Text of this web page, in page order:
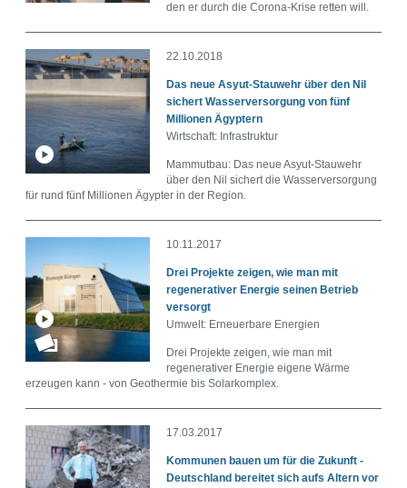
den er durch die Corona-Krise retten will.
22.10.2018
Das neue Asyut-Stauwehr über den Nil
sichert Wasserversorgung von fünf
Millionen Ägyptern
Wirtschaft: Infrastruktur
Mammutbau: Das neue Asyut-Stauwehr
über den Nil sichert die Wasserversorgung
für rund fünf Millionen Ägypter in der Region.
10.11.2017
Drei Projekte zeigen, wie man mit
regenerativer Energie seinen Betrieb
versorgt
Umwelt: Erneuerbare Energien
Drei Projekte zeigen, wie man mit
regenerativer Energie eigene Wärme
erzeugen kann - von Geothermie bis Solarkomplex.
17.03.2017
Kommunen bauen um für die Zukunft -
Deutschland bereitet sich aufs Altern vor